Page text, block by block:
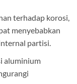
terhadap korosi,
menyebabkan
partisi.
aluminium